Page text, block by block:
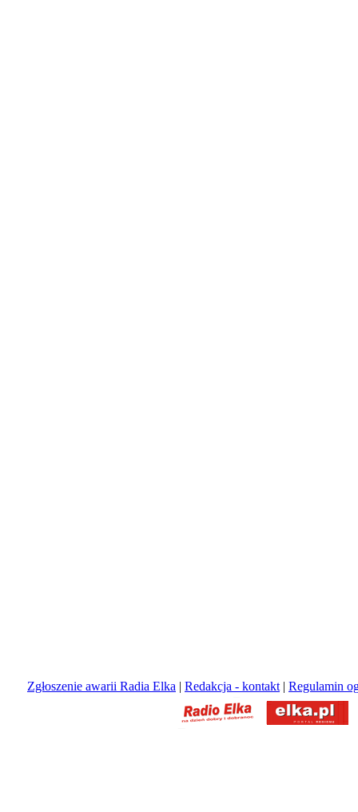
Zgłoszenie awarii Radia Elka | Redakcja - kontakt | Regulamin